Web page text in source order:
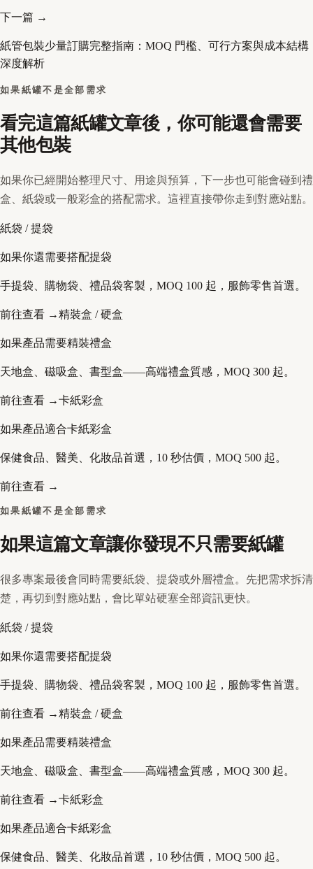
下一篇 →
紙管包裝少量訂購完整指南：MOQ 門檻、可行方案與成本結構
深度解析
如果紙罐不是全部需求
看完這篇紙罐文章後，你可能還會需要
其他包裝
如果你已經開始整理尺寸、用途與預算，下一步也可能會碰到禮
盒、紙袋或一般彩盒的搭配需求。這裡直接帶你走到對應站點。
紙袋 / 提袋
如果你還需要搭配提袋
手提袋、購物袋、禮品袋客製，MOQ 100 起，服飾零售首選。
前往查看 →精裝盒 / 硬盒
如果產品需要精裝禮盒
天地盒、磁吸盒、書型盒——高端禮盒質感，MOQ 300 起。
前往查看 →卡紙彩盒
如果產品適合卡紙彩盒
保健食品、醫美、化妝品首選，10 秒估價，MOQ 500 起。
前往查看 →
如果紙罐不是全部需求
如果這篇文章讓你發現不只需要紙罐
很多專案最後會同時需要紙袋、提袋或外層禮盒。先把需求拆清
楚，再切到對應站點，會比單站硬塞全部資訊更快。
紙袋 / 提袋
如果你還需要搭配提袋
手提袋、購物袋、禮品袋客製，MOQ 100 起，服飾零售首選。
前往查看 →精裝盒 / 硬盒
如果產品需要精裝禮盒
天地盒、磁吸盒、書型盒——高端禮盒質感，MOQ 300 起。
前往查看 →卡紙彩盒
如果產品適合卡紙彩盒
保健食品、醫美、化妝品首選，10 秒估價，MOQ 500 起。